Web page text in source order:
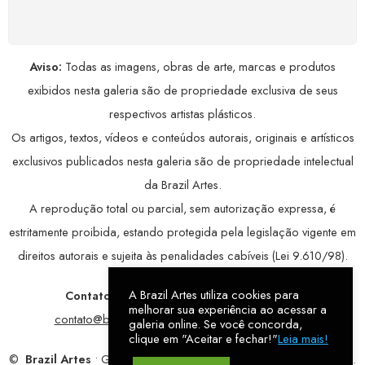
Aviso: Todas as imagens, obras de arte, marcas e produtos
exibidos nesta galeria são de propriedade exclusiva de seus
respectivos artistas plásticos.
Os artigos, textos, vídeos e conteúdos autorais, originais e artísticos
exclusivos publicados nesta galeria são de propriedade intelectual
da Brazil Artes.
A reprodução total ou parcial, sem autorização expressa, é
estritamente proibida, estando protegida pela legislação vigente em
direitos autorais e sujeita às penalidades cabíveis (Lei 9.610/98).
Contatos: WhatsApp:79 9998-1221/ E-mail:
contato@brazilartes.com/ Instagram:@brazilartes
© Brazil Artes • Galeria Online.9 anosde história (2017 – 2026).
A Brazil Artes utiliza cookies para
melhorar sua experiência ao acessar a
galeria online. Se você concorda,
clique em "Aceitar e fechar!"Leia mais!